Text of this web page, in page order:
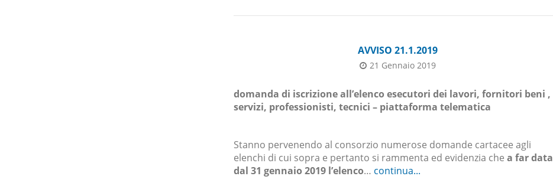
AVVISO 21.1.2019
21 Gennaio 2019
domanda di iscrizione all’elenco esecutori dei lavori, fornitori beni ,
servizi, professionisti, tecnici – piattaforma telematica
Stanno pervenendo al consorzio numerose domande cartacee agli
elenchi di cui sopra e pertanto si rammenta ed evidenzia che a far data
dal 31 gennaio 2019 l’elenco… continua...